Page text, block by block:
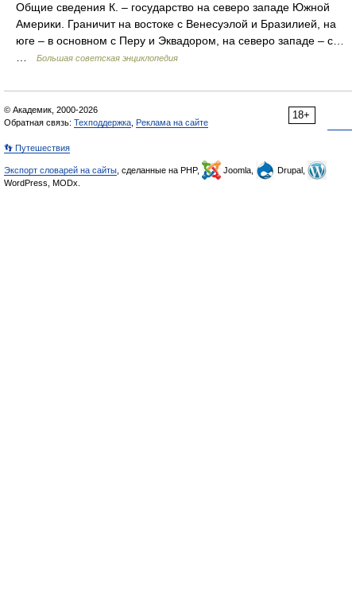
Общие сведения К. ‒ государство на северо западе Южной
Америки. Граничит на востоке с Венесуэлой и Бразилией, на
юге ‒ в основном с Перу и Эквадором, на северо западе ‒ с…
Большая советская энциклопедия
18+
© Академик, 2000-2026
Обратная связь: Техподдержка Реклама на сайте
👣 Путешествия
Экспорт словарей на сайты , сделанные на PHP, Joomla,
Drupal,
WordPress, MODx.